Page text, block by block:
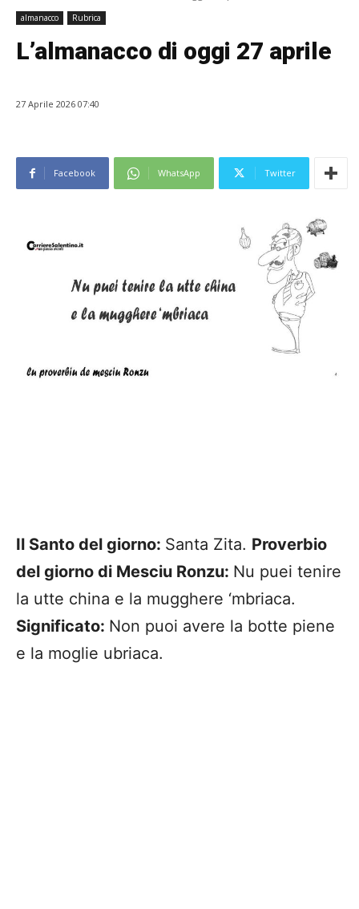
almanacco Rubrica
L’almanacco di oggi 27 aprile
27 Aprile 2026 07:40
Facebook WhatsApp Twitter
Il Santo del giorno: Santa Zita. Proverbio
del giorno di Mesciu Ronzu: Nu puei tenire
la utte china e la mugghere ‘mbriaca.
Significato: Non puoi avere la botte piene
e la moglie ubriaca.